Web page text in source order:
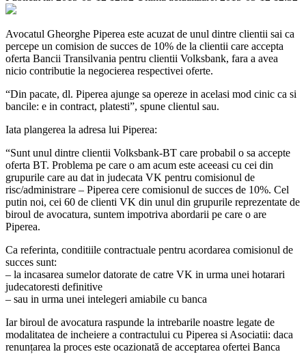
Avocatul Gheorghe Piperea este acuzat de unul dintre clientii sai ca
percepe un comision de succes de 10% de la clientii care accepta
oferta Bancii Transilvania pentru clientii Volksbank, fara a avea
nicio contributie la negocierea respectivei oferte.
“Din pacate, dl. Piperea ajunge sa opereze in acelasi mod cinic ca si
bancile: e in contract, platesti”, spune clientul sau.
Iata plangerea la adresa lui Piperea:
“Sunt unul dintre clientii Volksbank-BT care probabil o sa accepte
oferta BT. Problema pe care o am acum este aceeasi cu cei din
grupurile care au dat in judecata VK pentru comisionul de
risc/administrare – Piperea cere comisionul de succes de 10%. Cel
putin noi, cei 60 de clienti VK din unul din grupurile reprezentate de
biroul de avocatura, suntem impotriva abordarii pe care o are
Piperea.
Ca referinta, conditiile contractuale pentru acordarea comisionul de
succes sunt:
– la incasarea sumelor datorate de catre VK in urma unei hotarari
judecatoresti definitive
– sau in urma unei intelegeri amiabile cu banca
Iar biroul de avocatura raspunde la intrebarile noastre legate de
modalitatea de incheiere a contractului cu Piperea si Asociatii: daca
renunțarea la proces este ocazionată de acceptarea ofertei Banca